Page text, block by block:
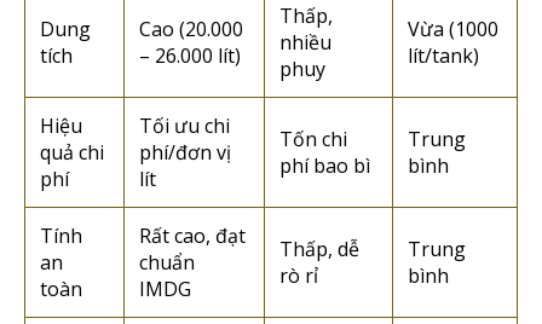
Dung
tích
Cao (20.000
– 26.000 lít)
Thấp,
nhiều
phuy
Vừa (1000
lít/tank)
Hiệu
quả chi
phí
Tối ưu chi
phí/đơn vị
lít
Tốn chi
phí bao bì
Trung
bình
Tính
an
toàn
Rất cao, đạt
chuẩn
IMDG
Thấp, dễ
rò rỉ
Trung
bình